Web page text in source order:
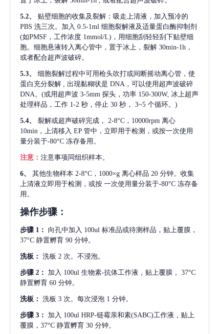
5.2、
贴壁细胞的收集及裂解：吸走上清液，加入预冷的
PBS 洗三次。加入 0.5-1ml 细胞裂解液及适量蛋白酶抑制剂
(如PMSF，工作浓度 1mmol/L)，用细胞刮轻轻刮下贴壁细
胞。细胞悬液转入离心管中，置于冰上，裂解 30min-1h，
或者配合超声波破碎。
5.3、
细胞裂解过程中可用枪头吹打或间断摇动离心管，使
蛋白充分裂解
, 出现黏糊状是 DNA，可以使用超声波破碎
DNA。(或用超声波 3-5mm 探头，功率 150-300W, 冰上超声
处理样品，工作 1-2 秒，停止 30 秒， 3~5 个循环。)
5.4、 裂解或超声破碎完成，
2-8°C，10000rpm 离心
10min，上清移入 EP 管中，立即用于检测，或按一次使用
量分装于-80°C 冻存备用。
注意： 注意事项同组织样本。
6、 其他生物样本 2-8°C，1000×g 离心样品 20 分钟。收集
上清液立即用于检测，或按 一次使用量分装于-80°C 冻存备
用。
操作步骤：
步骤 1： 向孔中加入 100ul 标准品或待测样品，贴上覆膜，
37°C 静置孵育 90 分钟。
洗板： 洗板 2 次。不浸泡。
步骤 2： 加入 100ul 生物素-抗体工作液，贴上覆膜， 37°C
静置孵育 60 分钟。
洗板： 洗板 3 次。每次浸泡 1 分钟。
步骤 3： 加入 100ul HRP-链霉亲和素(SABC)工作液，贴上
覆膜，37°C 静置孵育 30 分钟。